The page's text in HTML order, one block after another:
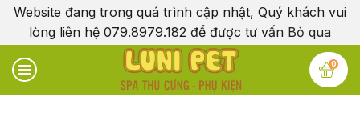
Website đang trong quá trình cập nhật, Quý khách vui
lòng liên hệ 079.8979.182 để được tư vấn Bỏ qua
0